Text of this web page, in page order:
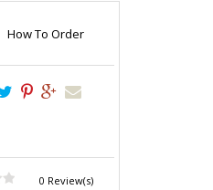
How To Order
0 Review(s)